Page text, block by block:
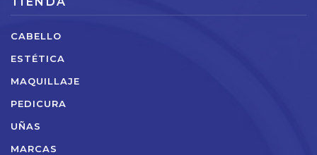
CABELLO
ESTÉTICA
MAQUILLAJE
PEDICURA
UÑAS
MARCAS